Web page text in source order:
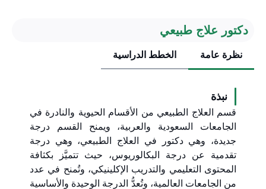
دكتور علاج طبيعي
نظرة عامة الخطط الدراسية
نبذة
قسم العلاج الطبيعي من الأقسام الحيوية والنادرة في
الجامعات السعودية والعربية، ويمنح القسم درجة
جديدة، وهي دكتور في العلاج الطبيعي، وهي درجة
تقدمية عن درجة البكالوريوس، حيث تتميَّز بكثافة
المحتوى التعليمي والتدريب الإكلينيكي، وتُمنح في عدد
من الجامعات العالمية، وتُعدُّ الدرجة الوحيدة والأساسية